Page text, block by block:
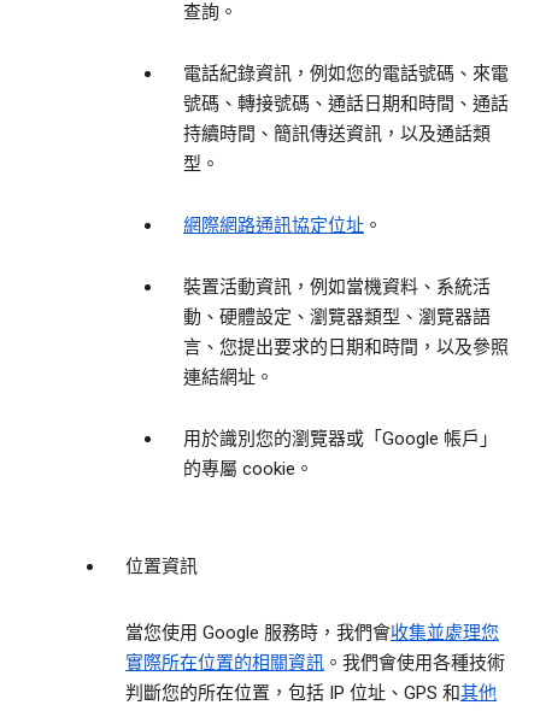
查詢。
電話紀錄資訊，例如您的電話號碼、來電
號碼、轉接號碼、通話日期和時間、通話
持續時間、簡訊傳送資訊，以及通話類
型。
網際網路通訊協定位址 。
裝置活動資訊，例如當機資料、系統活
動、硬體設定、瀏覽器類型、瀏覽器語
言、您提出要求的日期和時間，以及參照
連結網址。
用於識別您的瀏覽器或「Google 帳戶」
的專屬 cookie。
位置資訊
當您使用 Google 服務時，我們會收集並處理您
實際所在位置的相關資訊 。我們會使用各種技術
判斷您的所在位置，包括 IP 位址、GPS 和其他